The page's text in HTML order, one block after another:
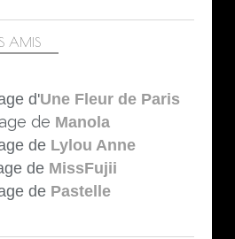
AMIS
d'Une Fleur de Paris
de Manola
de Lylou Anne
de MissFujii
de Pastelle